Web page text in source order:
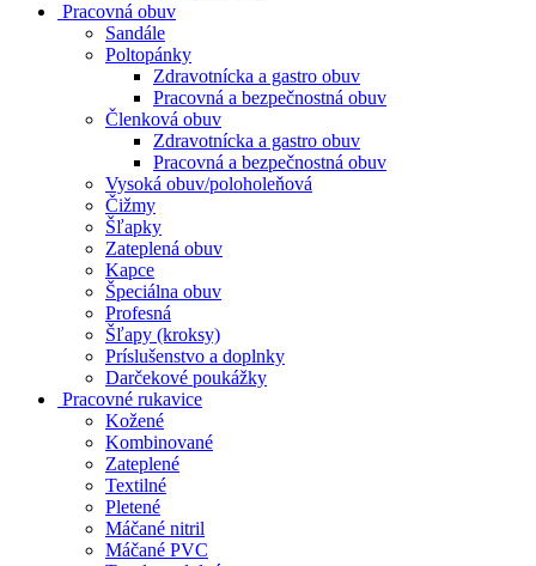
Pracovná obuv
Sandále
Poltopánky
Zdravotnícka a gastro obuv
Pracovná a bezpečnostná obuv
Členková obuv
Zdravotnícka a gastro obuv
Pracovná a bezpečnostná obuv
Vysoká obuv/poloholeňová
Čižmy
Šľapky
Zateplená obuv
Kapce
Špeciálna obuv
Profesná
Šľapy (kroksy)
Príslušenstvo a doplnky
Darčekové poukážky
Pracovné rukavice
Kožené
Kombinované
Zateplené
Textilné
Pletené
Máčané nitril
Máčané PVC